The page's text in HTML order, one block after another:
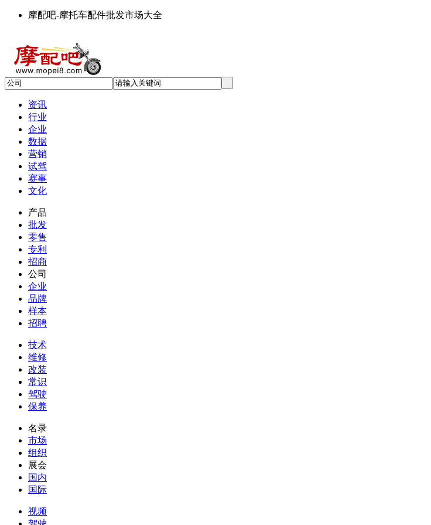
摩配吧-摩托车配件批发市场大全
资讯
行业
企业
数据
营销
试驾
赛事
文化
产品
批发
零售
专利
招商
公司
企业
品牌
样本
招聘
技术
维修
改装
常识
驾驶
保养
名录
市场
组织
展会
国内
国际
视频